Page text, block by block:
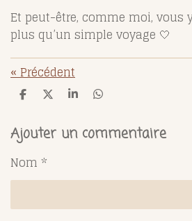
Et peut-être, comme moi, vous
plus qu’un simple voyage 🤍
«Précédent
P
t
a
e
r
P
t
a
r
P
t
a
r
P
t
a
r
Ajouter un commentaire
Nom *